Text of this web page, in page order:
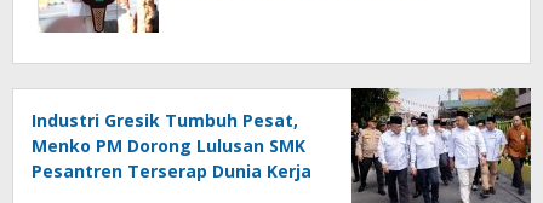
Industri Gresik Tumbuh Pesat,
Menko PM Dorong Lulusan SMK
Pesantren Terserap Dunia Kerja